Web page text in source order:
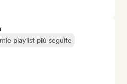
playlist più seguite